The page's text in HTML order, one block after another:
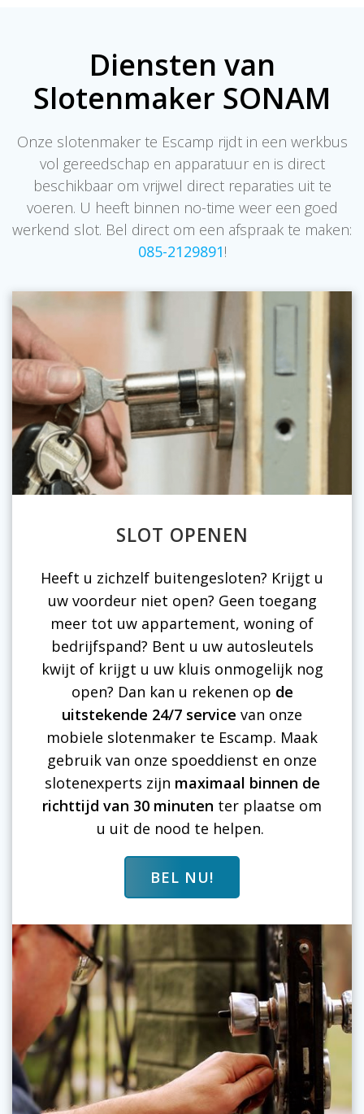
Diensten van
Slotenmaker SONAM
Onze slotenmaker te Escamp rijdt in een werkbus
vol gereedschap en apparatuur en is direct
beschikbaar om vrijwel direct reparaties uit te
voeren. U heeft binnen no-time weer een goed
werkend slot. Bel direct om een afspraak te maken:
085-2129891!
SLOT OPENEN
Heeft u zichzelf buitengesloten? Krijgt u
uw voordeur niet open? Geen toegang
meer tot uw appartement, woning of
bedrijfspand? Bent u uw autosleutels
kwijt of krijgt u uw kluis onmogelijk nog
open? Dan kan u rekenen op de
uitstekende 24/7 service van onze
mobiele slotenmaker te Escamp. Maak
gebruik van onze spoeddienst en onze
slotenexperts zijn maximaal binnen de
richttijd van 30 minuten ter plaatse om
u uit de nood te helpen.
BEL NU!